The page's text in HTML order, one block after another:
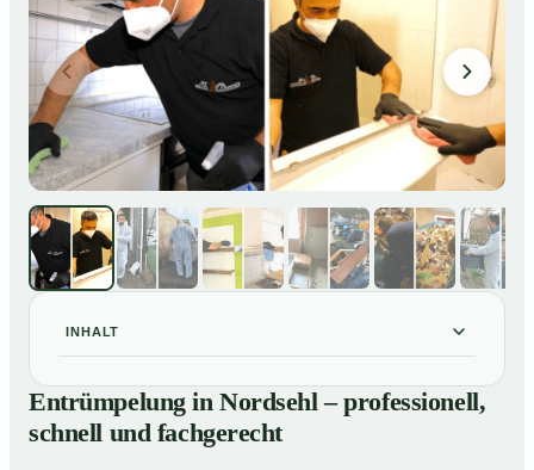
INHALT
01Entrümpelung in Nordsehl – professionell, schnell und
fachgerecht
Unsere Leistungen im Überblick
Entrümpelung in Nordsehl – professionell,
schnell und fachgerecht